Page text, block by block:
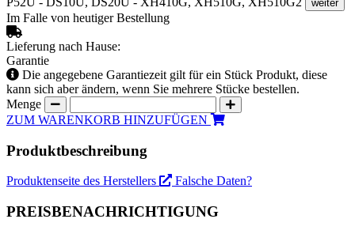
weiter
Im Falle von heutiger Bestellung
Lieferung nach Hause:
Garantie
Die angegebene Garantiezeit gilt für ein Stück Produkt, diese
kann sich aber ändern, wenn Sie mehrere Stücke bestellen.
Menge
ZUM WARENKORB HINZUFÜGEN
Produktbeschreibung
Produktenseite des Herstellers Falsche Daten?
PREISBENACHRICHTIGUNG